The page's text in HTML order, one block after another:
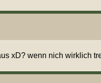
xD? wenn nich wirklich